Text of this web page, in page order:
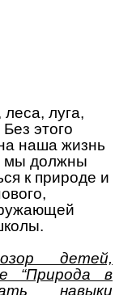
луга,
этого
наша жизнь
мы должны
к природе и
детей,
“Природа в
навыки